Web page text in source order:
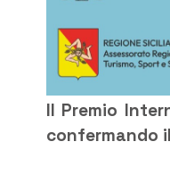
Il Premio
confermando